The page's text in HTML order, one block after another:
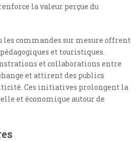
la valeur perçue du
les commandes sur mesure offrent
et touristiques.
et collaborations entre
et attirent des publics
Ces initiatives prolongent la
et économique autour de